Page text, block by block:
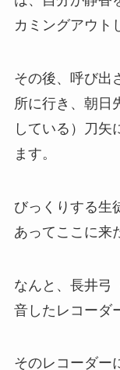
カミングアウト
その後、呼び出
所に行き、朝日
している）刀矢
ます。
びっくりする生
あってここに来
なんと、長井弓
音したレコーダ
そのレコーダー